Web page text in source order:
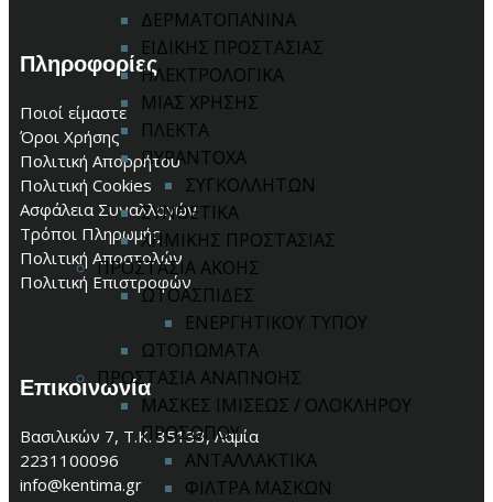
ΔΕΡΜΑΤΟΠΑΝΙΝΑ
ΕΙΔΙΚΗΣ ΠΡΟΣΤΑΣΙΑΣ
ΗΛΕΚΤΡΟΛΟΓΙΚΑ
ΜΙΑΣ ΧΡΗΣΗΣ
ΠΛΕΚΤΑ
ΠΥΡΑΝΤΟΧΑ
ΣΥΓΚΟΛΛΗΤΩΝ
ΣΥΝΘΕΤΙΚΑ
ΧΗΜΙΚΗΣ ΠΡΟΣΤΑΣΙΑΣ
ΠΡΟΣΤΑΣΙΑ ΑΚΟΗΣ
ΩΤΟΑΣΠΙΔΕΣ
ΕΝΕΡΓΗΤΙΚΟΥ ΤΥΠΟΥ
ΩΤΟΠΩΜΑΤΑ
ΠΡΟΣΤΑΣΙΑ ΑΝΑΠΝΟΗΣ
ΜΑΣΚΕΣ ΙΜΙΣΕΩΣ / ΟΛΟΚΛΗΡΟΥ
ΠΡΟΣΩΠΟΥ
ΑΝΤΑΛΛΑΚΤΙΚΑ
ΦΙΛΤΡΑ ΜΑΣΚΩΝ
Πληροφορίες
Ποιοί είμαστε
Όροι Χρήσης
Πολιτική Απορρήτου
Πολιτική Cookies
Ασφάλεια Συναλλαγών
Τρόποι Πληρωμής
Πολιτική Αποστολών
Πολιτική Επιστροφών
Επικοινωνία
Βασιλικών 7, Τ.Κ. 35133, Λαμία
2231100096
info@kentima.gr